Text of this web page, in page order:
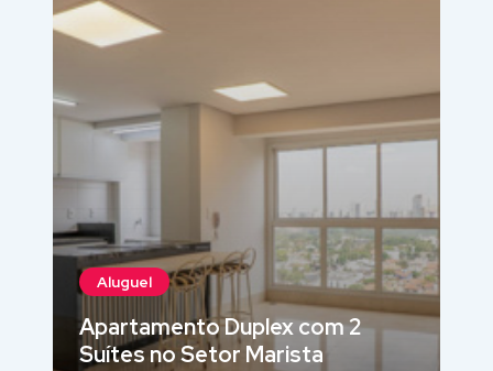
Aluguel
Apartamento Duplex com 2
Suítes no Setor Marista